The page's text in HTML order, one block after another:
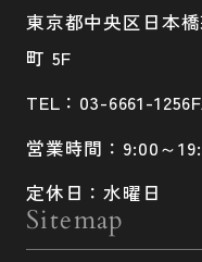
東京都中央区日本
町 5F
TEL：03-6661-1256
営業時間：9:00～
定休日：水曜日
Sitemap